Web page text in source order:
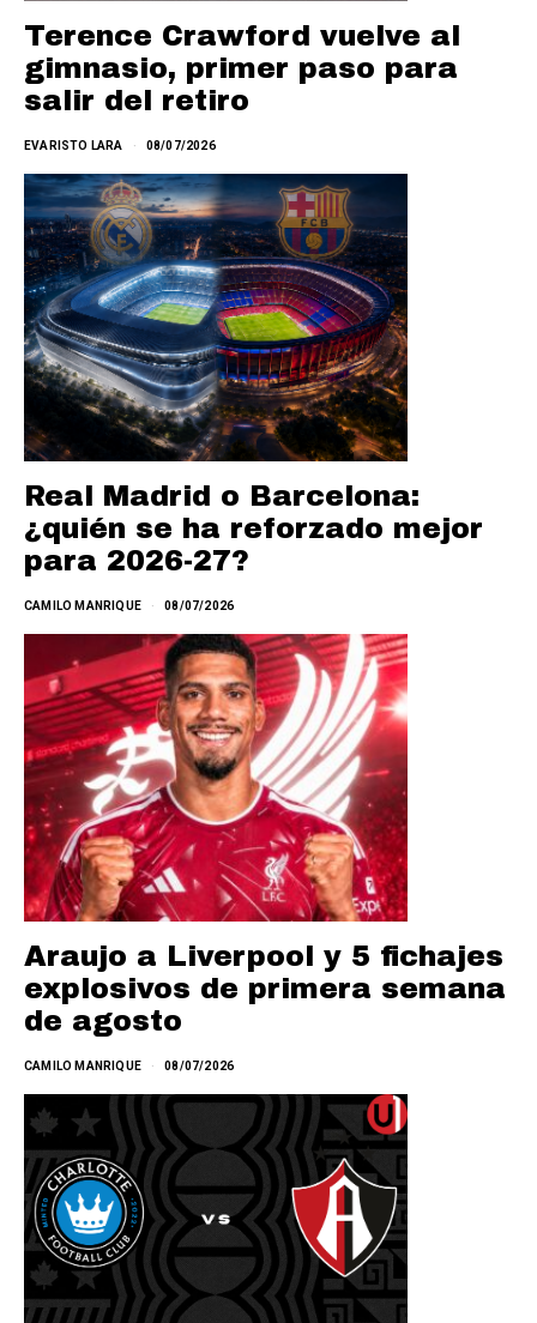
Terence Crawford vuelve al
gimnasio, primer paso para
salir del retiro
EVARISTO LARA 08/07/2026
Real Madrid o Barcelona:
¿quién se ha reforzado mejor
para 2026-27?
CAMILO MANRIQUE 08/07/2026
Araujo a Liverpool y 5 fichajes
explosivos de primera semana
de agosto
CAMILO MANRIQUE 08/07/2026